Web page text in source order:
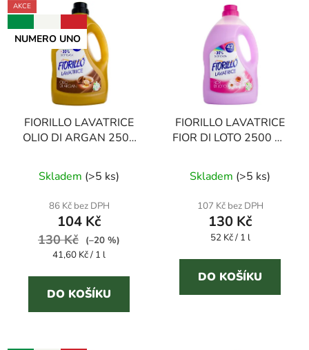
AKCE
NUMERO UNO
FIORILLO LAVATRICE
OLIO DI ARGAN 2500
hodnocení
produktu
je
4,6
z
5
hvězdiček.
Skladem (>5 ks)
86 Kč bez DPH
104 Kč
130 Kč
(–20 %)
Měrná
41,60 Kč / 1 l
DO KOŠÍKU
FIORILLO LAVATRICE
FIOR DI LOTO 2500 ml
Skladem (>5 ks)
107 Kč bez DPH
130 Kč
Měrná
52 Kč / 1 l
DO KOŠÍKU